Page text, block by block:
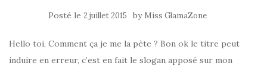
Posté le 2 juillet 2015 by Miss GlamaZone
Hello toi, Comment ça je me la pète ? Bon ok le titre peut
induire en erreur, c’est en fait le slogan apposé sur mon